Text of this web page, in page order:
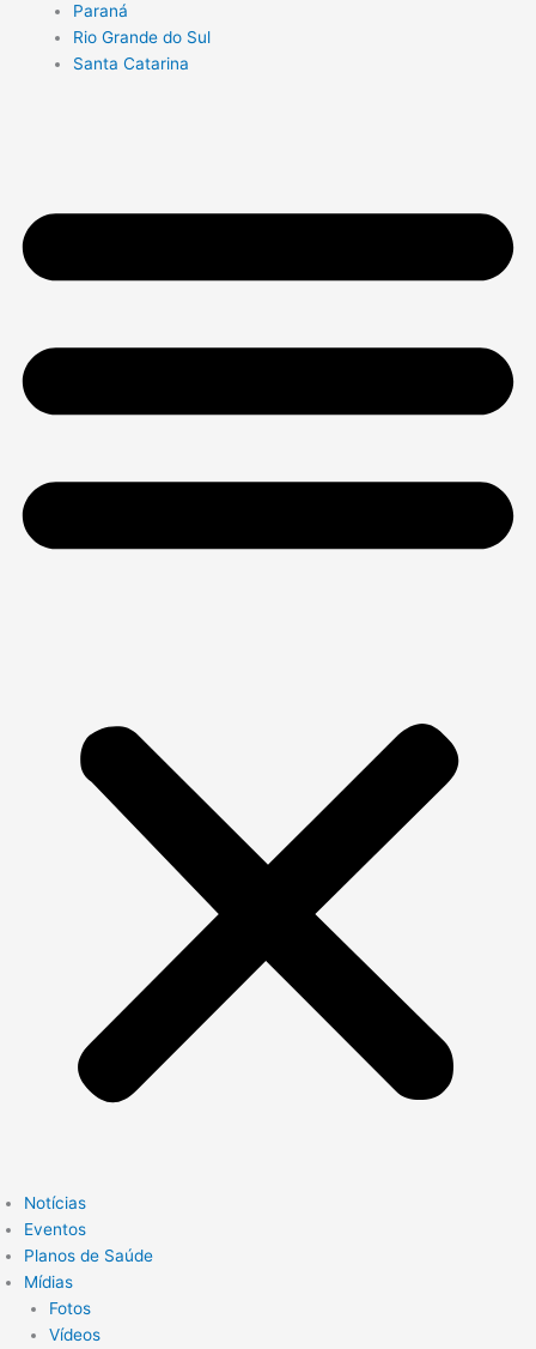
Paraná
Rio Grande do Sul
Santa Catarina
Notícias
Eventos
Planos de Saúde
Mídias
Fotos
Vídeos